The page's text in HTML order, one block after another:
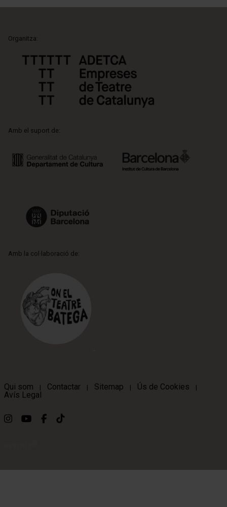
Organitza:
Amb el suport de:
Amb la col·laboració de:
Qui som | Contactar | Sitemap | Ús de Cookies |
Avís Legal
Link a instagram
Link a youtube
Link a facebook
Link a ticktok